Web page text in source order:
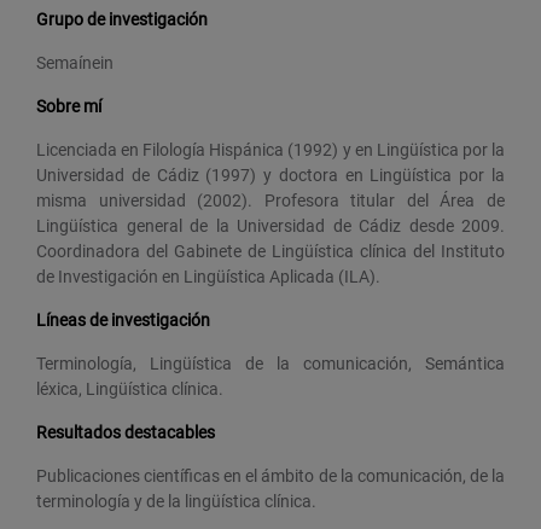
Grupo de investigación
Semaínein
Sobre mí
Licenciada en Filología Hispánica (1992) y en Lingüística por la
Universidad de Cádiz (1997) y doctora en Lingüística por la
misma universidad (2002). Profesora titular del Área de
Lingüística general de la Universidad de Cádiz desde 2009.
Coordinadora del Gabinete de Lingüística clínica del Instituto
de Investigación en Lingüística Aplicada (ILA).
Líneas de investigación
Terminología, Lingüística de la comunicación, Semántica
léxica, Lingüística clínica.
Resultados destacables
Publicaciones científicas en el ámbito de la comunicación, de la
terminología y de la lingüística clínica.